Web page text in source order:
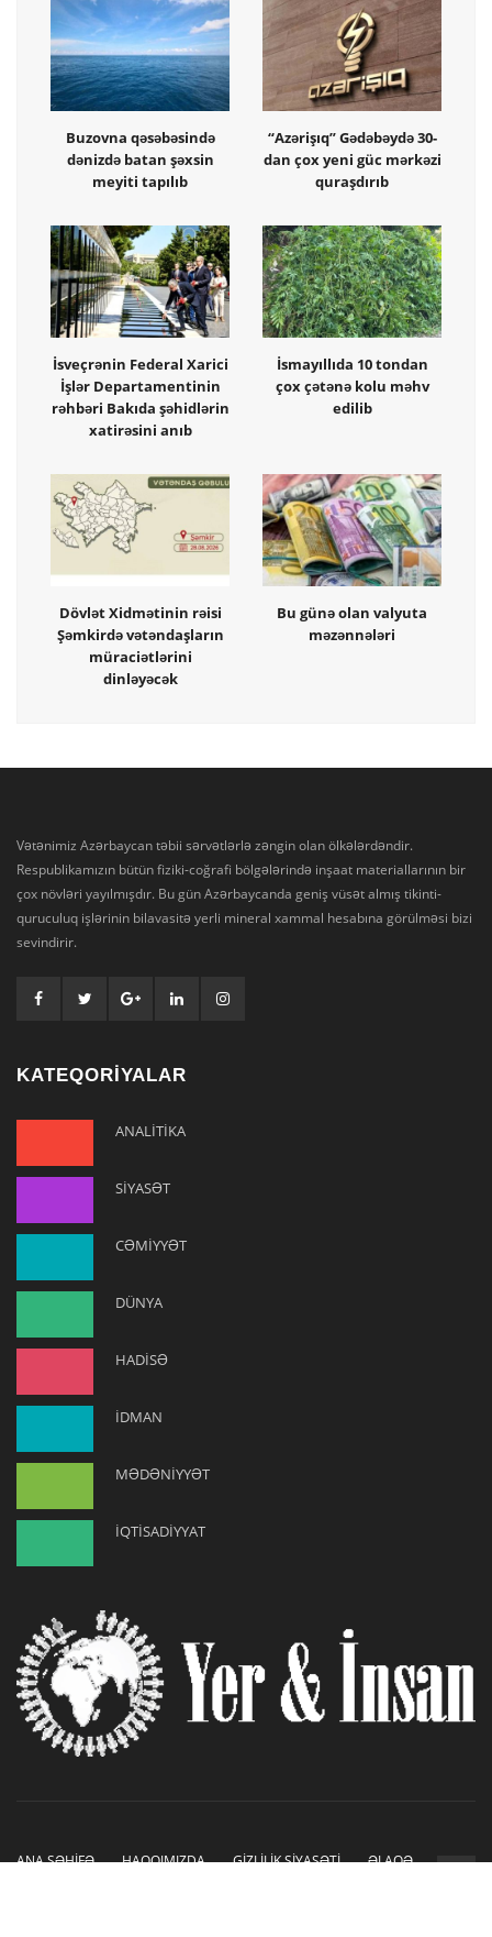
Buzovna qəsəbəsində
dənizdə batan şəxsin
meyiti tapılıb
“Azərişıq” Gədəbəydə 30-
dan çox yeni güc mərkəzi
quraşdırıb
İsveçrənin Federal Xarici
İşlər Departamentinin
rəhbəri Bakıda şəhidlərin
xatirəsini anıb
İsmayıllıda 10 tondan
çox çətənə kolu məhv
edilib
Dövlət Xidmətinin rəisi
Şəmkirdə vətəndaşların
müraciətlərini
dinləyəcək
Bu günə olan valyuta
məzənnələri
Vətənimiz Azərbaycan təbii sərvətlərlə zəngin olan ölkələrdəndir.
Respublikamızın bütün fiziki-coğrafi bölgələrində inşaat materiallarının bir
çox növləri yayılmışdır. Bu gün Azərbaycanda geniş vüsət almış tikinti-
quruculuq işlərinin bilavasitə yerli mineral xammal hesabına görülməsi bizi
sevindirir.
KATEQORİYALAR
ANALİTİKA
SİYASƏT
CƏMİYYƏT
DÜNYA
HADİSƏ
İDMAN
MƏDƏNİYYƏT
İQTİSADİYYAT
ANA SƏHİFƏ HAQQIMIZDA GİZLİLİK SİYASƏTİ
ƏLAQƏ